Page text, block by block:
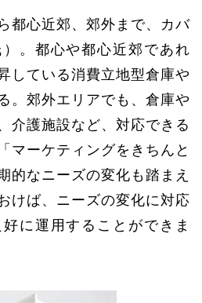
都心近郊、郊外まで、カバ
。都心や都心近郊であれ
している消費立地型倉庫や
。郊外エリアでも、倉庫や
介護施設など、対応できる
マーケティングをきちんと
的なニーズの変化も踏まえ
けば、ニーズの変化に対応
に運用することができま